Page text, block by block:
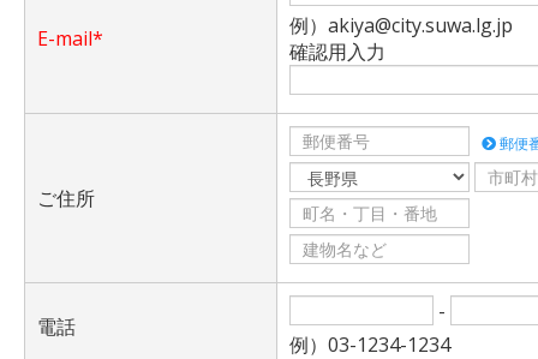
E-mail*
例）akiya@city.suwa.lg.jp
確認用入力
ご住所
郵便
電話
-
例）03-1234-1234